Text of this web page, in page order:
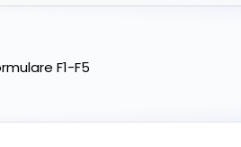
F1-F5